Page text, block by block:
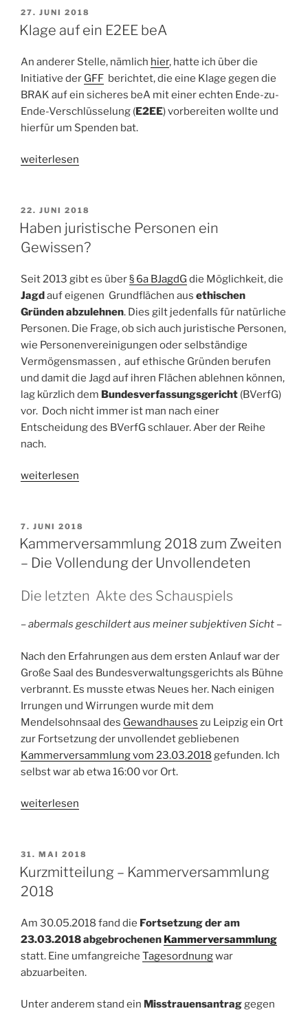
des
beA“
VERÖFFENTLICHT
AM
27. JUNI 2018
Klage auf ein E2EE beA
An anderer Stelle, nämlich hier, hatte ich über die
Initiative der GFF berichtet, die eine Klage gegen die
BRAK auf ein sicheres beA mit einer echten Ende-zu-
Ende-Verschlüsselung (E2EE) vorbereiten wollte und
hierfür um Spenden bat.
„Klage
E2EE
beA“
weiterlesen
VERÖFFENTLICHT
AM
22. JUNI 2018
Haben juristische Personen ein
Gewissen?
Seit 2013 gibt es über§ 6a BJagdG die Möglichkeit, die
Jagdauf eigenen Grundflächen aus ethischen
Gründen abzulehnen. Dies gilt jedenfalls für natürliche
Personen. Die Frage, ob sich auch juristische Personen,
wie Personenvereinigungen oder selbständige
Vermögensmassen , auf ethische Gründen berufen
und damit die Jagd auf ihren Flächen ablehnen können,
lag kürzlich dem Bundesverfassungsgericht (BVerfG)
vor. Doch nicht immer ist man nach einer
Entscheidung des BVerfG schlauer. Aber der Reihe
nach.
„Haben
ein
Gewissen?“
weiterlesen
VERÖFFENTLICHT
AM
7. JUNI 2018
Kammerversammlung 2018 zum Zweiten
– Die Vollendung der Unvollendeten
Die letzten Akte des Schauspiels
– abermals geschildert aus meiner subjektiven Sicht –
Nach den Erfahrungen aus dem ersten Anlauf war der
Große Saal des Bundesverwaltungsgerichts als Bühne
verbrannt. Es musste etwas Neues her. Nach einigen
Irrungen und Wirrungen wurde mit dem
Mendelsohnsaal des Gewandhauses zu Leipzig ein Ort
zur Fortsetzung der unvollendet gebliebenen
Kammerversammlung vom 23.03.2018 gefunden. Ich
selbst war ab etwa 16:00 vor Ort.
„Kammerversammlung
Zweiten
–
Die
der
Unvollendeten“
weiterlesen
VERÖFFENTLICHT
AM
31. MAI 2018
Kurzmitteilung – Kammerversammlung
2018
Am 30.05.2018 fand die Fortsetzung der am
23.03.2018 abgebrochenen Kammerversammlung
statt. Eine umfangreiche Tagesordnungwar
abzuarbeiten.
Unter anderem stand ein Misstrauensantraggegen